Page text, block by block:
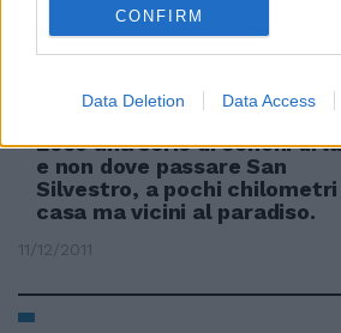
CONFIRM
Data Deletion Data Access
romani? Per il fine anno non
Ecco una serie di cenoni di
e non dove passare San
Silvestro, a pochi chilometri
casa ma vicini al paradiso.
11/12/2011